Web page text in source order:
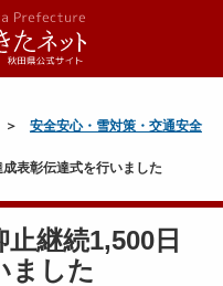
安全安心・雪対策・交通安全
表彰伝達式を行いました
継続1,500日
ました